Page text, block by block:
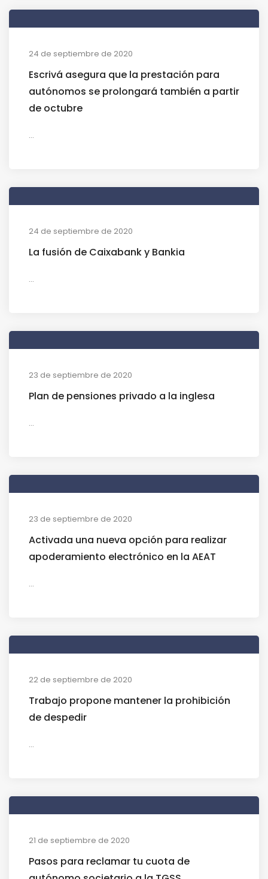
24 de septiembre de 2020
Escrivá asegura que la prestación para
autónomos se prolongará también a partir
de octubre
...
24 de septiembre de 2020
La fusión de Caixabank y Bankia
...
23 de septiembre de 2020
Plan de pensiones privado a la inglesa
...
23 de septiembre de 2020
Activada una nueva opción para realizar
apoderamiento electrónico en la AEAT
...
22 de septiembre de 2020
Trabajo propone mantener la prohibición
de despedir
...
21 de septiembre de 2020
Pasos para reclamar tu cuota de